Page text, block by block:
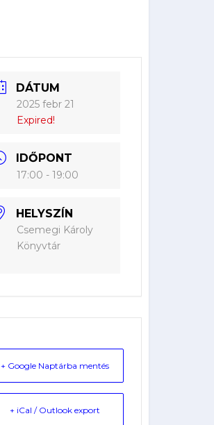
DÁTUM
2025 febr 21
Expired!
IDŐPONT
17:00 - 19:00
HELYSZÍN
Csemegi Károly
Könyvtár
+ Google Naptárba mentés
+ iCal / Outlook export